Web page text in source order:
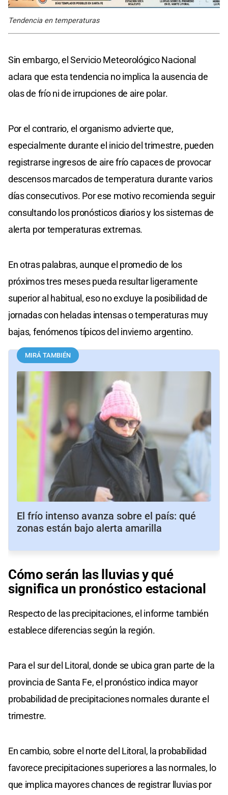
Tendencia en temperaturas
Sin embargo, el Servicio Meteorológico Nacional
aclara que esta tendencia no implica la ausencia de
olas de frío ni de irrupciones de aire polar.
Por el contrario, el organismo advierte que,
especialmente durante el inicio del trimestre, pueden
registrarse ingresos de aire frío capaces de provocar
descensos marcados de temperatura durante varios
días consecutivos. Por ese motivo recomienda seguir
consultando los pronósticos diarios y los sistemas de
alerta por temperaturas extremas.
En otras palabras, aunque el promedio de los
próximos tres meses pueda resultar ligeramente
superior al habitual, eso no excluye la posibilidad de
jornadas con heladas intensas o temperaturas muy
bajas, fenómenos típicos del invierno argentino.
MIRÁ TAMBIÉN
El frío intenso avanza sobre el país: qué
zonas están bajo alerta amarilla
Cómo serán las lluvias y qué
significa un pronóstico estacional
Respecto de las precipitaciones, el informe también
establece diferencias según la región.
Para el sur del Litoral, donde se ubica gran parte de la
provincia de Santa Fe, el pronóstico indica mayor
probabilidad de precipitaciones normales durante el
trimestre.
En cambio, sobre el norte del Litoral, la probabilidad
favorece precipitaciones superiores a las normales, lo
que implica mayores chances de registrar lluvias por